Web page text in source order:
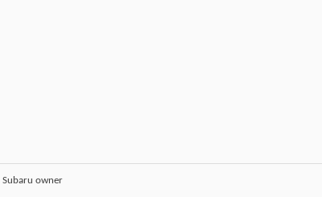
Subaru owner